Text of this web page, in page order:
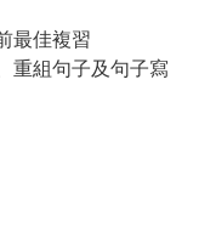
最佳複習
重組句子及句子寫